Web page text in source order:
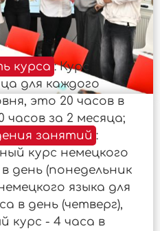
курса : Курс
для каждого
это 20 часов в
часов за 2 месяца;
занятий :
курс немецкого
день (понедельник
языка для
в день (четверг),
курс - 4 часа в